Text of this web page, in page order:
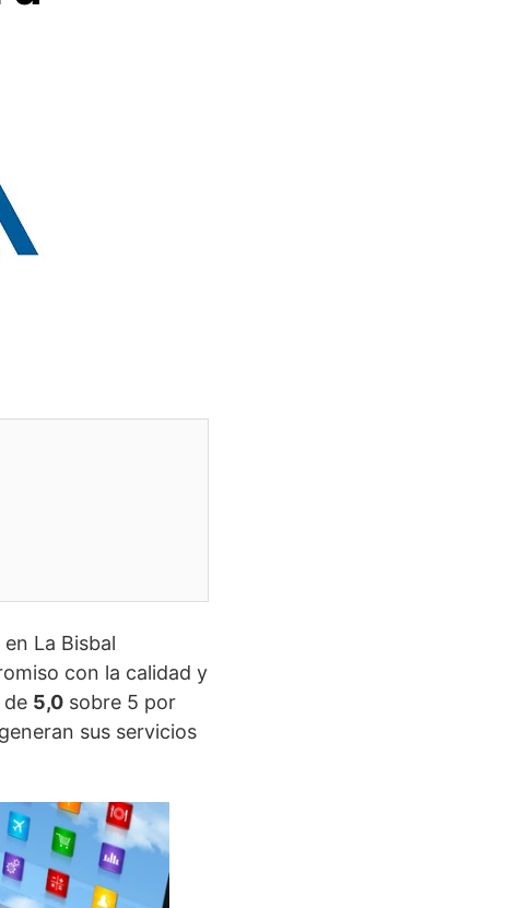
La Bisbal
con la calidad y
de 5,0 sobre 5 por
sus servicios